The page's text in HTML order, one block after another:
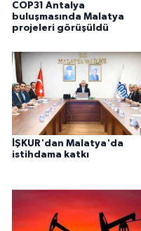
COP31 Antalya
buluşmasında Malatya
projeleri görüşüldü
İŞKUR'dan Malatya'da
istihdama katkı